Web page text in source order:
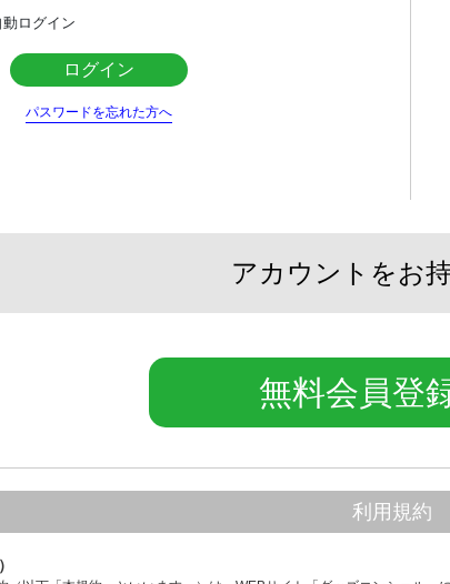
動ログイン
パスワードを忘れた方へ
アカウントをお
無料会員登